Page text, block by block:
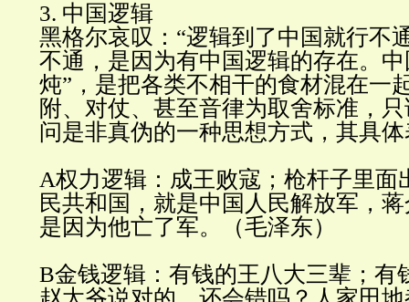
3. 中国逻辑
黑格尔哀叹： “逻辑到了中国就行不
不通，是因为有中国逻辑的存在。
炖” ，是把各类不相干的食材混在一
附、对仗、甚至音律为取舍标准，
问是非真伪的一种思想方式，其具
A权力逻辑：成王败寇；枪杆子里面
民共和国，就是中国人民解放军，
是因为他亡了军。（毛泽东）
B金钱逻辑：有钱的王八大三辈；有